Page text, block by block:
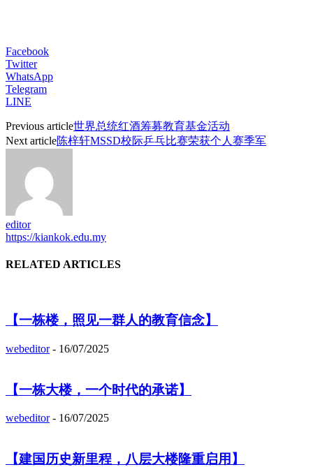
Facebook
Twitter
WhatsApp
Telegram
LINE
Previous article世界总统红酒筹募教育基金活动
Next article陈梓轩MSSD校际乒乓比赛荣获个人赛季军
editor
https://kiankok.edu.my
RELATED ARTICLES
【一栋楼，照见一群人的教育信念】
webeditor - 16/07/2025
【一栋大楼，一个时代的承诺】
webeditor - 16/07/2025
【建国历史新里程，八层大楼隆重启用】